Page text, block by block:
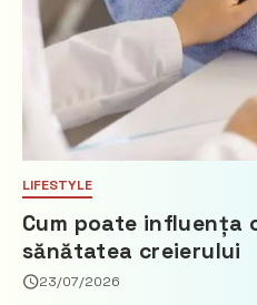
LIFESTYLE
Cum poate influența
sănătatea creierului
23/07/2026